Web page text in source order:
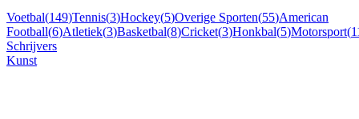
Voetbal(149)Tennis(3)Hockey(5)Overige Sporten(55)American
Football(6)Atletiek(3)Basketbal(8)Cricket(3)Honkbal(5)Motorsport(
Schrijvers
Kunst